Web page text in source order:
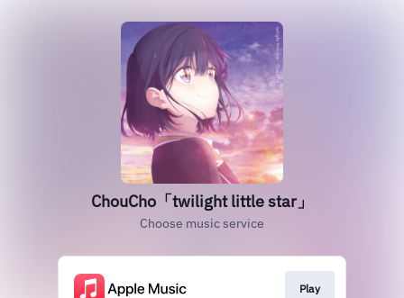
ChouCho「twilight little star」
Choose music service
Play